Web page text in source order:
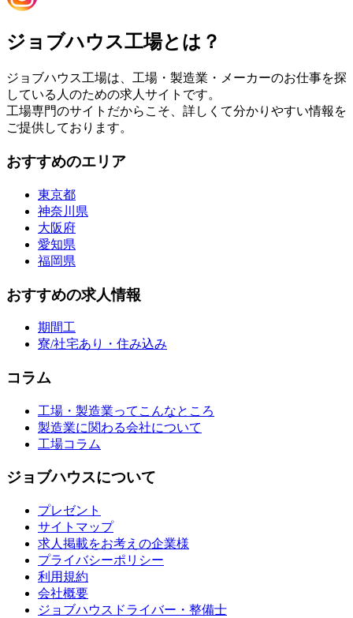
ジョブハウス工場とは？
ジョブハウス工場は、工場・製造業・メーカーのお仕事を探
している人のための求人サイトです。
工場専門のサイトだからこそ、詳しくて分かりやすい情報を
ご提供しております。
おすすめのエリア
東京都
神奈川県
大阪府
愛知県
福岡県
おすすめの求人情報
期間工
寮/社宅あり・住み込み
コラム
工場・製造業ってこんなところ
製造業に関わる会社について
工場コラム
ジョブハウスについて
プレゼント
サイトマップ
求人掲載をお考えの企業様
プライバシーポリシー
利用規約
会社概要
ジョブハウスドライバー・整備士